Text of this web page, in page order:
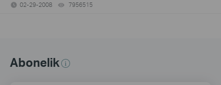
02-29-2008 7956515
Abonelik